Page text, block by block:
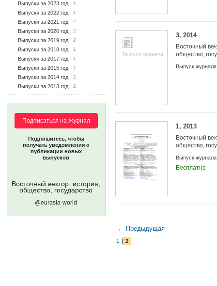
Выпуски за 2023 год 4
Выпуски за 2022 год 1
Выпуски за 2021 год 2
Выпуски за 2020 год 2
Выпуски за 2019 год 2
Выпуски за 2018 год 1
Выпуски за 2017 год 1
Выпуски за 2015 год 1
Выпуски за 2014 год 2
Выпуски за 2013 год 2
Подписаться на Журнал
Подпишитесь, чтобы
получать уведомления о
публикации новых
выпусков
Восточный вектор: история,
общество, государство
@eurasia-world
Выпуск журнала
3, 2014
Восточный
общество,
Выпуск журнала
1, 2013
Восточный
общество,
Выпуск журнала
Бесплатно
← Предыдущая
1 2